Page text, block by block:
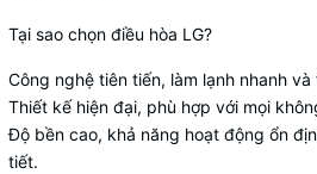
Tại sao chọn điều hòa LG?
Công nghệ tiên tiến, làm lạnh nhanh
Thiết kế hiện đại, phù hợp với mọi
Độ bền cao, khả năng hoạt động ổn
tiết.